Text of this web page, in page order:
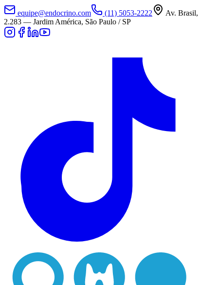
equipe@endocrino.com (11) 5053-2222
Av. Brasil,
2.283 — Jardim América, São Paulo / SP